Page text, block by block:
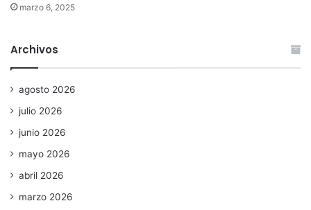
marzo 6, 2025
Archivos
agosto 2026
julio 2026
junio 2026
mayo 2026
abril 2026
marzo 2026